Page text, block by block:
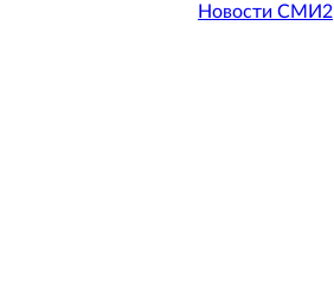
Новости СМИ2